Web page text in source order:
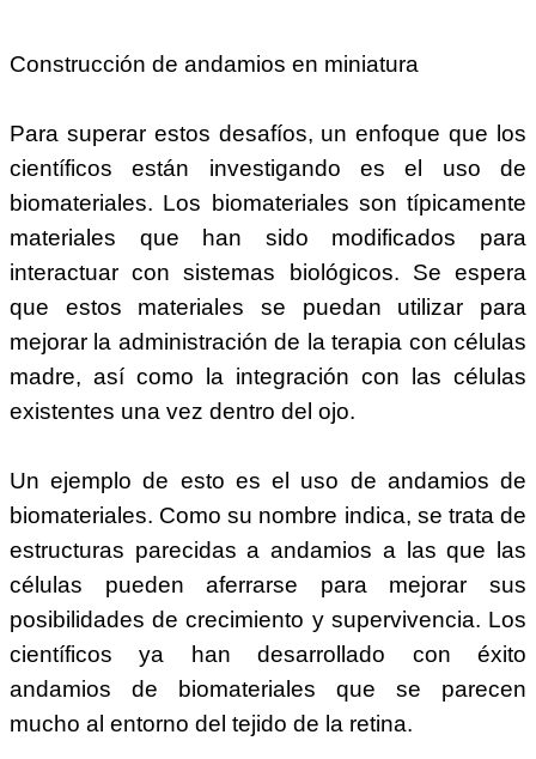
Construcción de andamios en miniatura
Para superar estos desafíos, un enfoque que los
científicos están investigando es el uso de
biomateriales. Los biomateriales son típicamente
materiales que han sido modificados para
interactuar con sistemas biológicos. Se espera
que estos materiales se puedan utilizar para
mejorar la administración de la terapia con células
madre, así como la integración con las células
existentes una vez dentro del ojo.
Un ejemplo de esto es el uso de andamios de
biomateriales. Como su nombre indica, se trata de
estructuras parecidas a andamios a las que las
células pueden aferrarse para mejorar sus
posibilidades de crecimiento y supervivencia. Los
científicos ya han desarrollado con éxito
andamios de biomateriales que se parecen
mucho al entorno del tejido de la retina.